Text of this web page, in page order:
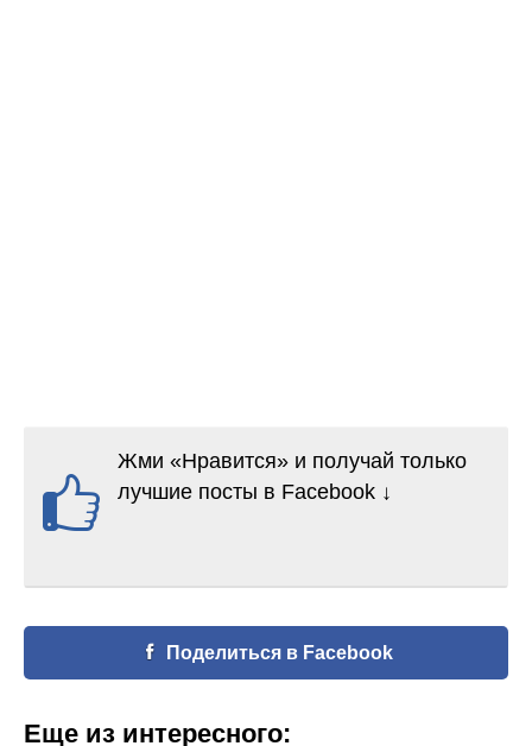
Жми «Нравится» и получай только
лучшие посты в Facebook ↓
Поделиться в Facebook
Еще из интересного: